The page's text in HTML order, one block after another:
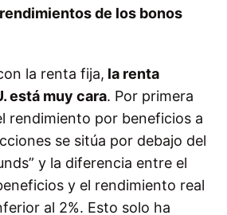
de los bonos
la renta fija, la renta
está muy cara. Por primera
rendimiento por beneficios a
se sitúa por debajo del
y la diferencia entre el
y el rendimiento real
al 2%. Esto solo ha